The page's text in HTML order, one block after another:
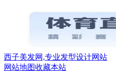
西子美发网,专业发型设计网站
网站地图收藏本站